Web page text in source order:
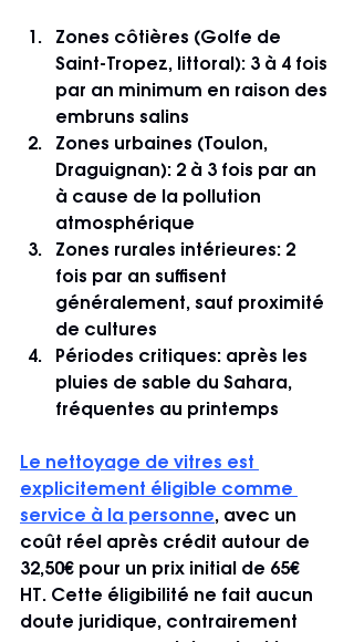
Zones côtières (Golfe de
Saint-Tropez, littoral): 3 à 4 fois
par an minimum en raison des
embruns salins
Zones urbaines (Toulon,
Draguignan): 2 à 3 fois par an
à cause de la pollution
atmosphérique
Zones rurales intérieures: 2
fois par an suffisent
généralement, sauf proximité
de cultures
Périodes critiques: après les
pluies de sable du Sahara,
fréquentes au printemps
Le nettoyage de vitres est
explicitement éligible comme
service à la personne, avec un
coût réel après crédit autour de
32,50€ pour un prix initial de 65€
HT. Cette éligibilité ne fait aucun
doute juridique, contrairement